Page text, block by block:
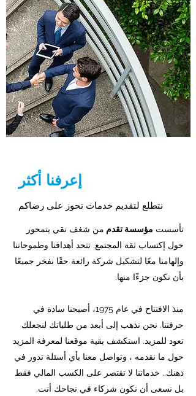
إعرفنا أكثر
نتطلع لتقديم خدمات تحوز على رضاكم
تأسست مؤسسة تقدم من شغف نقي يتمحور
حول إكتساب ثقة المجتمع. تتحد أهدافنا وطموحاتنا
وإلهامنا معًا لتشكيل شركة رائعة حقًا نفخر جميعًا
بأن نكون جزءًا منها.
منذ الافتتاح في عام 1975، أصبحنا سادة في
حرفتنا. نحن نذهب إلى أبعد من طلباتك لنجعلك
تعود للمزيد. استكشف بقية موقعنا لمعرفة المزيد
حول ما نقدمه ، وتواصل معنا بأي أسئلة تدور في
ذهنك.. خدماتنا لا تقتصر على الكسب المالي فقط
بل نسعى أن نكون شركاء في نجاحك أنت.